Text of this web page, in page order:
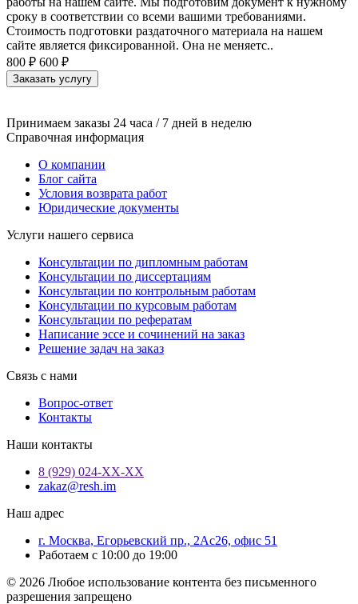
сроку в соответствии со всеми вашими требованиями.
Стоимость подготовки раздаточного материала на нашем
сайте является фиксированной. Она не меняетс..
800 ₽ 600 ₽
Заказать услугу
Принимаем заказы 24 часа / 7 дней в неделю
Справочная информация
О компании
Блог сайта
Условия возврата работ
Юридические документы
Услуги нашего сервиса
Консультации по дипломным работам
Консультации по диссертациям
Консультации по контрольным работам
Консультации по курсовым работам
Консультации по рефератам
Написание эссе и сочинений на заказ
Решение задач на заказ
Связь с нами
Вопрос-ответ
Контакты
Наши контакты
8 (929) 024-ХХ-ХХ
zakaz@resh.im
Наш адрес
г. Москва, Егорьевский пр., 2Ас26, офис 51
Работаем с 10:00 до 19:00
© 2026 Любое использование контента без письменного
разрешения запрещено